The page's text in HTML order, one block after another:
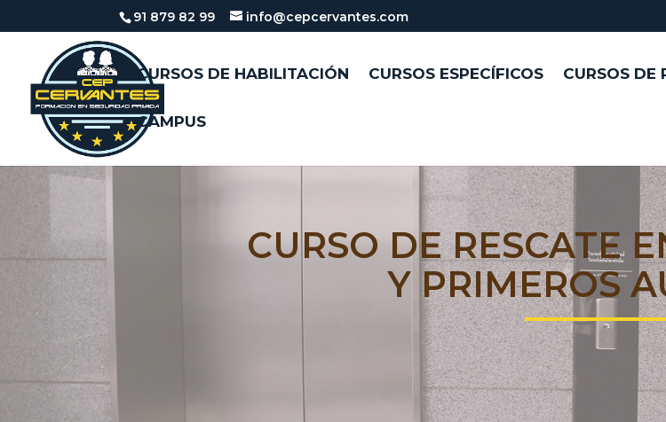
91 879 82 99 info@cepcervantes.com
CURSOS DE HABILITACIÓN CURSOS ESPECÍFICOS CURSOS DE
CAMPUS
CURSO DE RESCATE
Y PRIMEROS